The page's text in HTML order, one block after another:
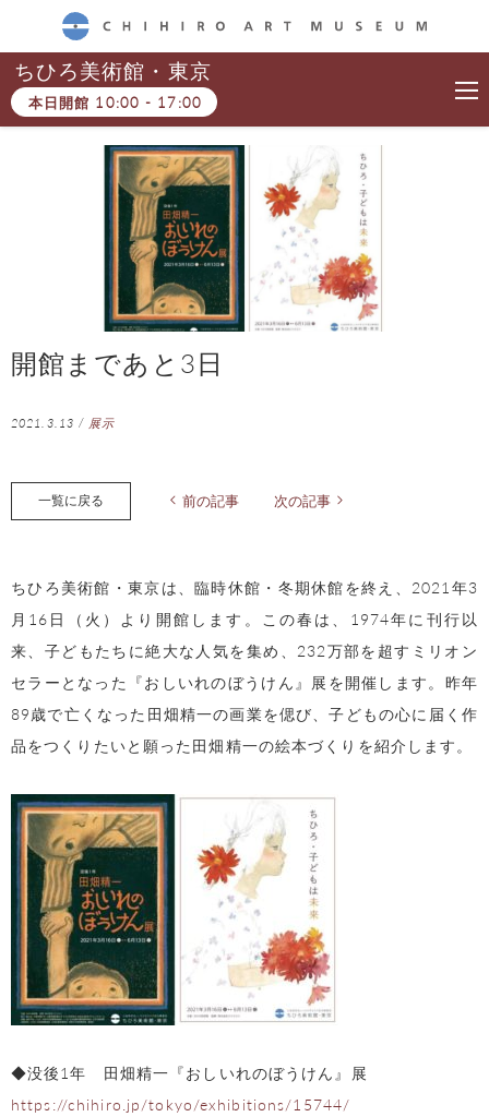
CHIHIRO ART MUSEUM
ちひろ美術館・東京
本日開館 10:00 - 17:00
開館まであと3日
2021.3.13 / 展示
一覧に戻る 前の記事 次の記事
ちひろ美術館・東京は、臨時休館・冬期休館を終え、2021年3
月16日（火）より開館します。この春は、1974年に刊行以
来、子どもたちに絶大な人気を集め、232万部を超すミリオン
セラーとなった『おしいれのぼうけん』展を開催します。昨年
89歳で亡くなった田畑精一の画業を偲び、子どもの心に届く作
品をつくりたいと願った田畑精一の絵本づくりを紹介します。
◆没後1年 田畑精一『おしいれのぼうけん』展
https://chihiro.jp/tokyo/exhibitions/15744/